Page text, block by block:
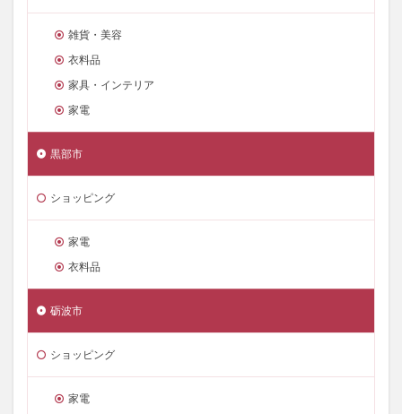
雑貨・美容
衣料品
家具・インテリア
家電
黒部市
ショッピング
家電
衣料品
砺波市
ショッピング
家電